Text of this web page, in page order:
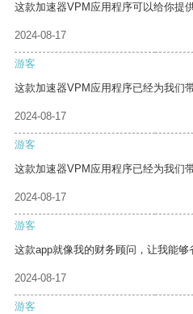
这款加速器VPM应用程序可以给你提
2024-08-17
游客
这款加速器VPM应用程序已经为我们
2024-08-17
游客
这款加速器VPM应用程序已经为我们
2024-08-17
游客
这款app就像我的财务顾问，让我能够
2024-08-17
游客